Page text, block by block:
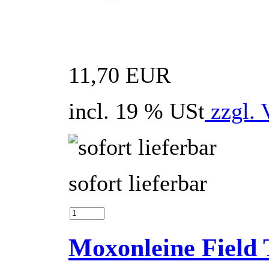
11,70 EUR
incl. 19 % USt zzgl.
sofort lieferbar
Moxonleine Field